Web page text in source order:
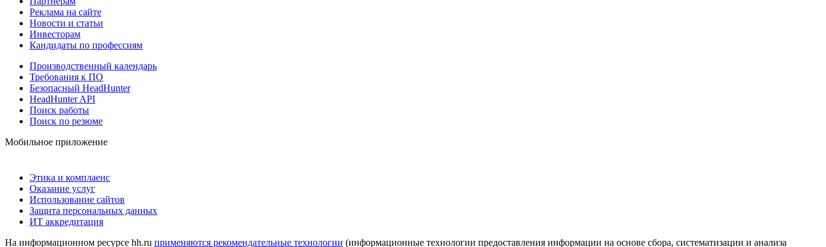
Реклама на сайте
Новости и статьи
Инвесторам
Кандидаты по профессиям
Производственный календарь
Требования к ПО
Безопасный HeadHunter
HeadHunter API
Поиск работы
Поиск по резюме
Мобильное приложение
Этика и комплаенс
Оказание услуг
Использование сайтов
Защита персональных данных
ИТ аккредитация
На информационном ресурсе hh.ru применяются рекомендательные технологии (информационные технологии предоставления информации на основе сбора, систематизации и анализа